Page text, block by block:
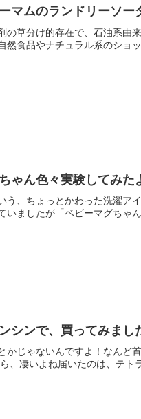
マムのランドリーソー
草分け的存在で、石油系由
食品やナチュラル系のショ
ゃん色々実験してみた
、ちょっとかわった洗濯ア
ましたが「ベビーマグちゃ
シンで、買ってみまし
じゃないんですよ！なんど
、凄いよね届いたのは、テト